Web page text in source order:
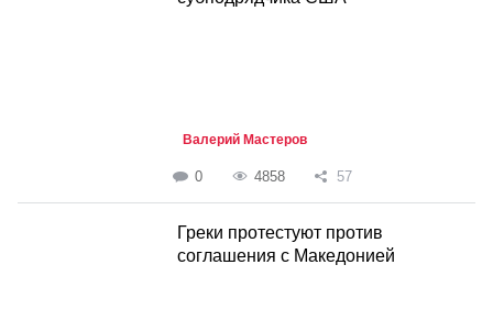
Валерий Мастеров
0 4858 57
Греки протестуют против
соглашения с Македонией